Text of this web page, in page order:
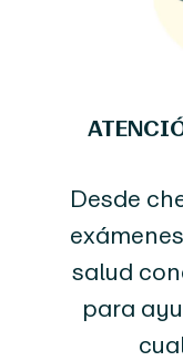
Desde
salud
para